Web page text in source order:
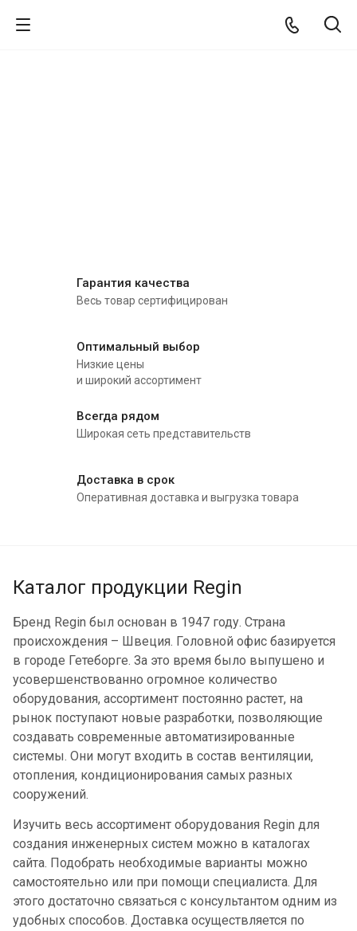
Гарантия качества
Весь товар сертифицирован
Оптимальный выбор
Низкие цены
и широкий ассортимент
Всегда рядом
Широкая сеть представительств
Доставка в срок
Оперативная доставка и выгрузка товара
Каталог продукции Regin
Бренд Regin был основан в 1947 году. Страна
происхождения – Швеция. Головной офис базируется
в городе Гетеборге. За это время было выпушено и
усовершенствованно огромное количество
оборудования, ассортимент постоянно растет, на
рынок поступают новые разработки, позволяющие
создавать современные автоматизированные
системы. Они могут входить в состав вентиляции,
отопления, кондиционирования самых разных
сооружений.
Изучить весь ассортимент оборудования Regin для
создания инженерных систем можно в каталогах
сайта. Подобрать необходимые варианты можно
самостоятельно или при помощи специалиста. Для
этого достаточно связаться с консультантом одним из
удобных способов. Доставка осуществляется по